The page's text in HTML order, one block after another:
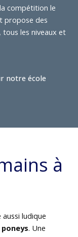
compétition le
propose des
les niveaux et
notre école
à
ludique
. Une